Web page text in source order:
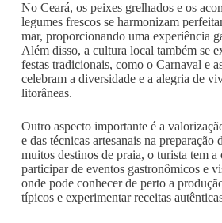
No Ceará, os peixes grelhados e os
legumes frescos se harmonizam
mar, proporcionando uma experiência
Além disso, a cultura local também se
festas tradicionais, como o Carnaval e
celebram a diversidade e a alegria de
litorâneas.
Outro aspecto importante é a
e das técnicas artesanais na preparação
muitos destinos de praia, o turista tem a
participar de eventos gastronômicos e
onde pode conhecer de perto a
típicos e experimentar receitas